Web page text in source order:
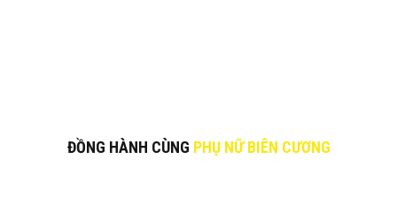
ĐỒNG HÀNH CÙNG PHỤ NỮ BIÊN CƯƠNG